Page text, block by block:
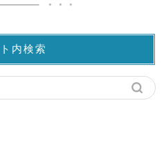
内検索